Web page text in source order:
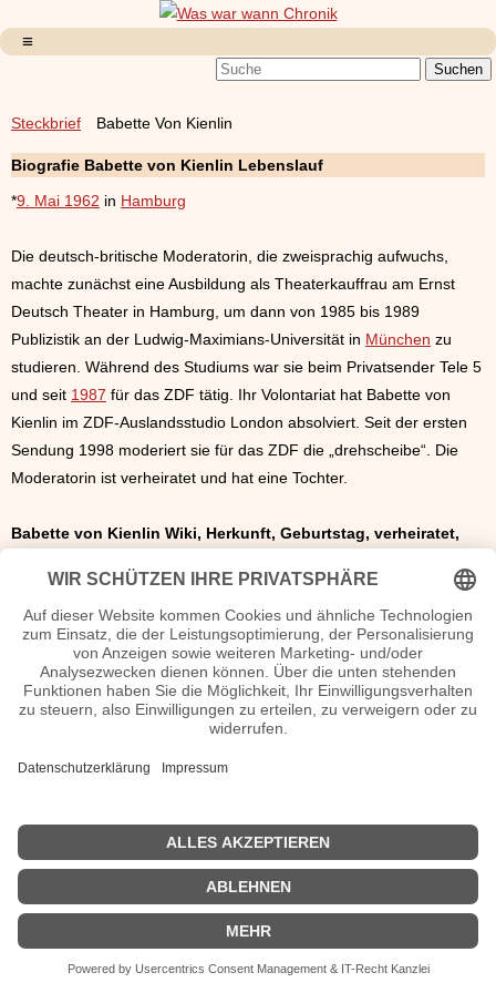
Steckbrief Babette Von Kienlin
Biografie Babette von Kienlin Lebenslauf
*9. Mai 1962 in Hamburg
Die deutsch-britische Moderatorin, die zweisprachig aufwuchs,
machte zunächst eine Ausbildung als Theaterkauffrau am Ernst
Deutsch Theater in Hamburg, um dann von 1985 bis 1989
Publizistik an der Ludwig-Maximians-Universität in München zu
studieren. Während des Studiums war sie beim Privatsender Tele 5
und seit 1987 für das ZDF tätig. Ihr Volontariat hat Babette von
Kienlin im ZDF-Auslandsstudio London absolviert. Seit der ersten
Sendung 1998 moderiert sie für das ZDF die „drehscheibe“. Die
Moderatorin ist verheiratet und hat eine Tochter.
Babette von Kienlin Wiki, Herkunft, Geburtstag, verheiratet,
n.n.v. - Die offizielle Babette von Kienlin Homepage
Movies Babette von Kienlin Filme
n.n.v.